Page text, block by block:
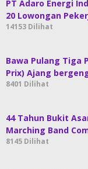
PT Adaro Energi
20 Lowongan
14153 Dilihat
Bawa Pulang Tiga
Prix) Ajang
8401 Dilihat
44 Tahun Bukit
Marching Band
8145 Dilihat